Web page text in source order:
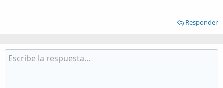
Responder